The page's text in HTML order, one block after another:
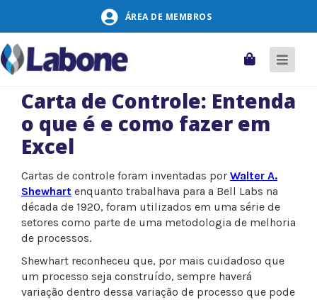
conteúdo
ÁREA DE MEMBROS
Carrinho
Carta de Controle: Entenda
o que é e como fazer em
Excel
Cartas de controle foram inventadas por Walter A.
Shewhart enquanto trabalhava para a Bell Labs na
década de 1920, foram utilizados em uma série de
setores como parte de uma metodologia de melhoria
de processos.
Shewhart reconheceu que, por mais cuidadoso que
um processo seja construído, sempre haverá
variação dentro dessa variação de processo que pode